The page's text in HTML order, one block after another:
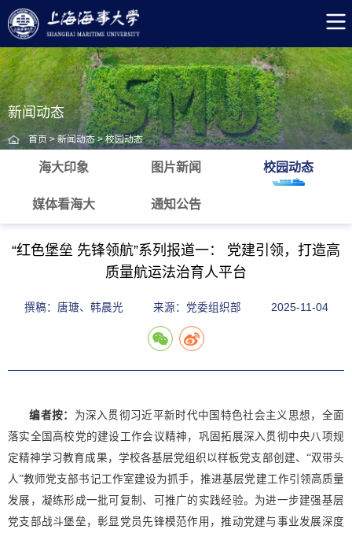
新闻动态
首页>新闻动态>校园动态
海大印象 图片新闻 校园动态
媒体看海大 通知公告
“红色堡垒 先锋领航”系列报道一： 党建引领，打造高
质量航运法治育人平台
撰稿：唐瑭、韩晨光 来源：党委组织部 2025-11-04
编者按： 为深入贯彻习近平新时代中国特色社会主义思想，全面
落实全国高校党的建设工作会议精神，巩固拓展深入贯彻中央八项规
定精神学习教育成果，学校各基层党组织以样板党支部创建、“双带头
人”教师党支部书记工作室建设为抓手，推进基层党建工作引领高质量
发展，凝练形成一批可复制、可推广的实践经验。为进一步建强基层
党支部战斗堡垒，彰显党员先锋模范作用，推动党建与事业发展深度